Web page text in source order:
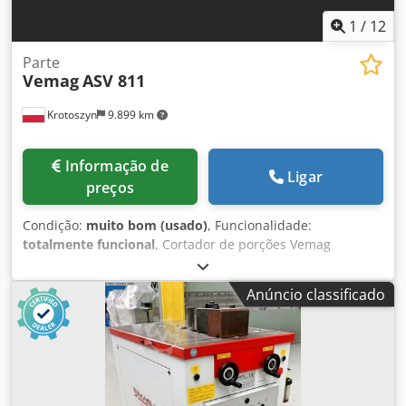
1 / 12
Krotoszyn 9.899 km
Parte
VemagASV 811
preços
Ligar
Condição: muito bom (usado), Funcionalidade:
totalmente funcional, Cortador de porções Vemag
ASV811/Reiser RUK-CONV-006 Dsdpfx Ajv Abglofmokr
Dispositivo de corte pneumático Para processar uma
ampla gama de produtos, por exemplo, cubos de
alimentos frescos, palitos de mastigação e pellets. Pode
ser usado com o VEMAG Robot500 ou máquinas de
enchimento a vácuo da série VEMAG HPE Alta capacidade
de corte de até 140 porções por minuto Opcionalmente
equipado com uma faca ou alicate de corte
Anúncio classificado